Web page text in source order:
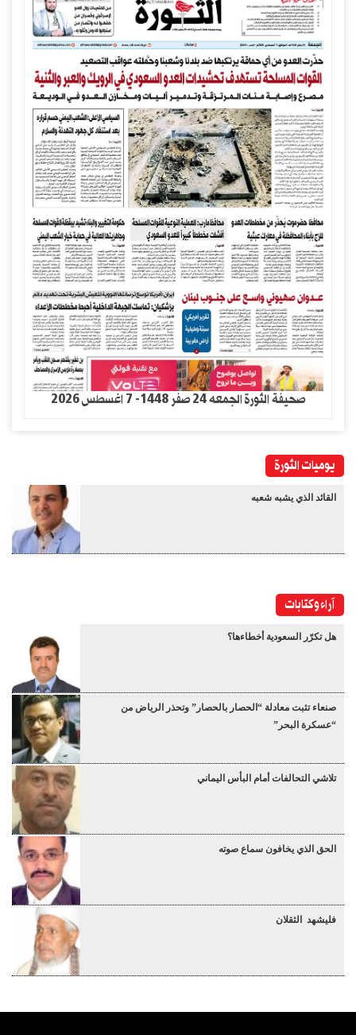
صحيفة الثورة الجمعه 24 صفر 1448- 7 اغسطس 2026
يوميات الثورة
القائد الذي يشبه شعبه
آراء وكتابات
هل تكرّر السعودية أخطاءها؟
صنعاء تثبت معادلة “الحصار بالحصار” وتحذر الرياض من
“عسكرة البحر”
تلاشي التحالفات أمام البأس اليماني
الحق الذي يخافون سماع صوته
فليشهد الثقلان